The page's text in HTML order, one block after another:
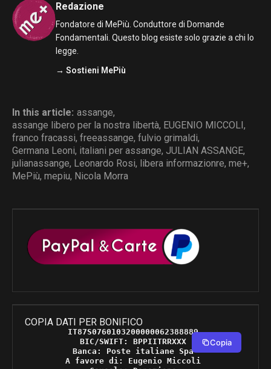
Redazione
Fondatore di MePiù. Conduttore di Domande
Fondamentali. Questo blog esiste solo grazie a chi lo
legge.
→ Sostieni MePiù
In this article: assange,
assange libero per la nostra libertà, EUGENIO MICCOLI,
franco fracassi, freeassange, fulvio grimaldi,
Germana Leoni, italiani per assange, JULIAN ASSANGE,
julianassange, Leonardo Rosi, libera informazionre, me+,
MePiù, mepiu, Nicola Morra
COPIA DATI PER BONIFICO
IT87S0760103200000062388889
BIC/SWIFT: BPPIITRRXXX
Banca: Poste italiane Spa
A favore di: Eugenio Miccoli
Copia